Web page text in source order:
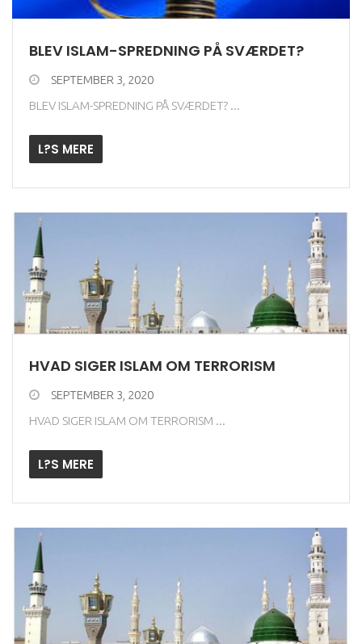
BLEV ISLAM-SPREDNING PÅ SVÆRDET?
SEPTEMBER 3, 2020
BLEV ISLAM-SPREDNING PÅ SVÆRDET? ...
L?S MERE
HVAD SIGER ISLAM OM TERRORISM
SEPTEMBER 3, 2020
HVAD SIGER ISLAM OM TERRORISM ...
L?S MERE